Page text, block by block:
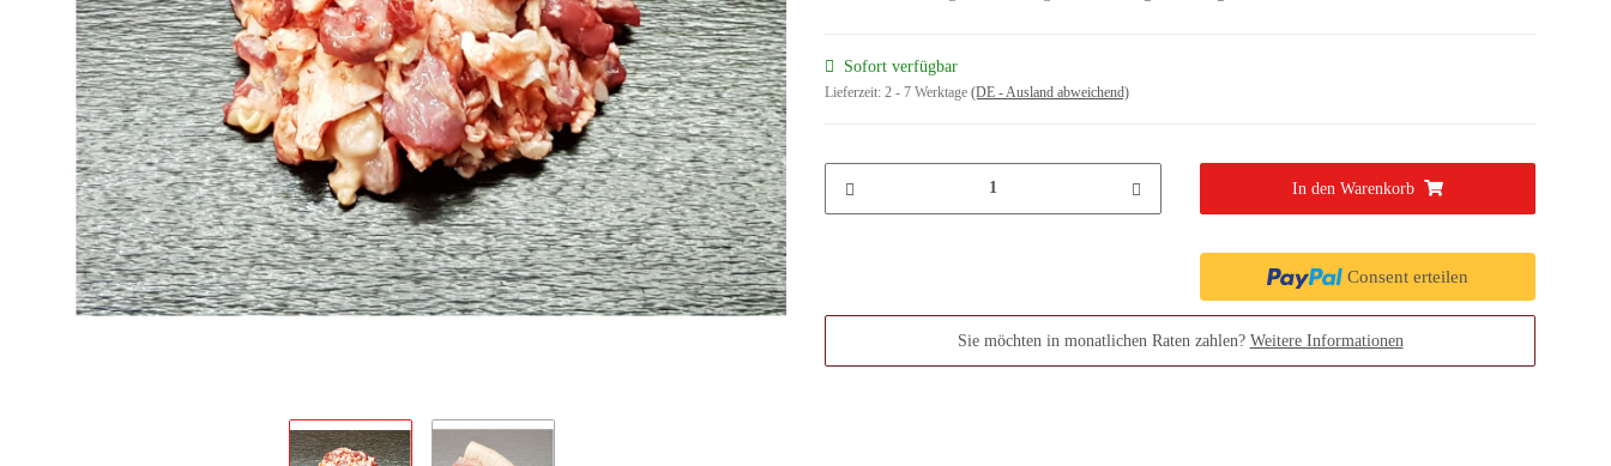
Sofort verfügbar
Lieferzeit: 2 - 7 Werktage (DE - Ausland abweichend)
In den Warenkorb
Consent erteilen
Sie möchten in monatlichen Raten zahlen? Weitere Informationen